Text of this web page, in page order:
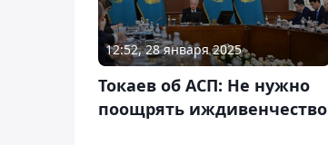
12:52, 28 января 2025
Токаев об АСП: Не нужно
поощрять иждивенчество